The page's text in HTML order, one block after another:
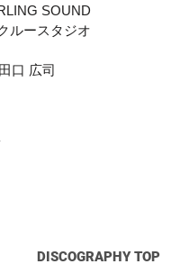
SOUND
ルースタジオ
口 広司
DISCOGRAPHY TOP